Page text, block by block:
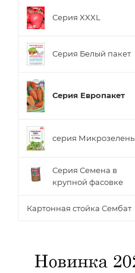
Серия XXXL
Серия Белый пакет
Серия Европакет
серия Микрозелень
Серия Семена в
крупной фасовке
Картонная стойка Сембат